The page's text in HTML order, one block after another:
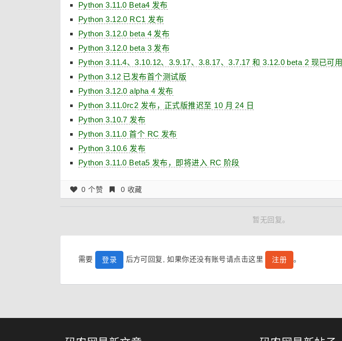
Python 3.11.0 Beta4 发布
Python 3.12.0 RC1 发布
Python 3.12.0 beta 4 发布
Python 3.12.0 beta 3 发布
Python 3.11.4、3.10.12、3.9.17、3.8.17、3.7.17 和 3.12.0 beta 2 现已可用
Python 3.12 已发布首个测试版
Python 3.12.0 alpha 4 发布
Python 3.11.0rc2 发布，正式版推迟至 10 月 24 日
Python 3.10.7 发布
Python 3.11.0 首个 RC 发布
Python 3.10.6 发布
Python 3.11.0 Beta5 发布，即将进入 RC 阶段
0 个赞 0 收藏
暂无回复。
需要 登录 后方可回复, 如果你还没有账号请点击这里 注册 。